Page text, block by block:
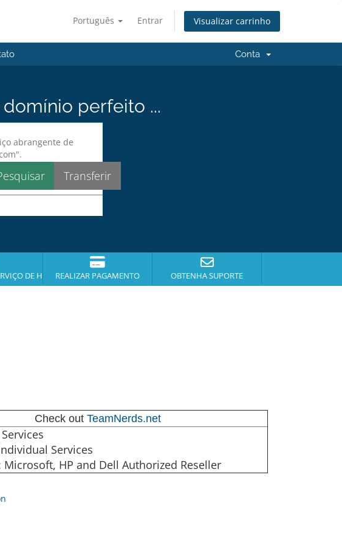
Português Entrar Visualizar carrinho
Conta
perfeito ...
DE HOSPEDAGEM
REALIZAR PAGAMENTO OBTENHA SUPORTE
Check out TeamNerds.net
Services
Microsoft, HP and Dell Authorized Reseller